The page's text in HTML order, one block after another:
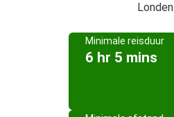
Londen
Minimale reisduur
6 hr 5 mins